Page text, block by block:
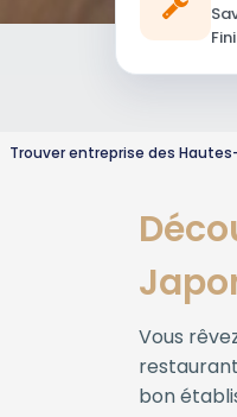
Trouver entreprise des
Vous
bon